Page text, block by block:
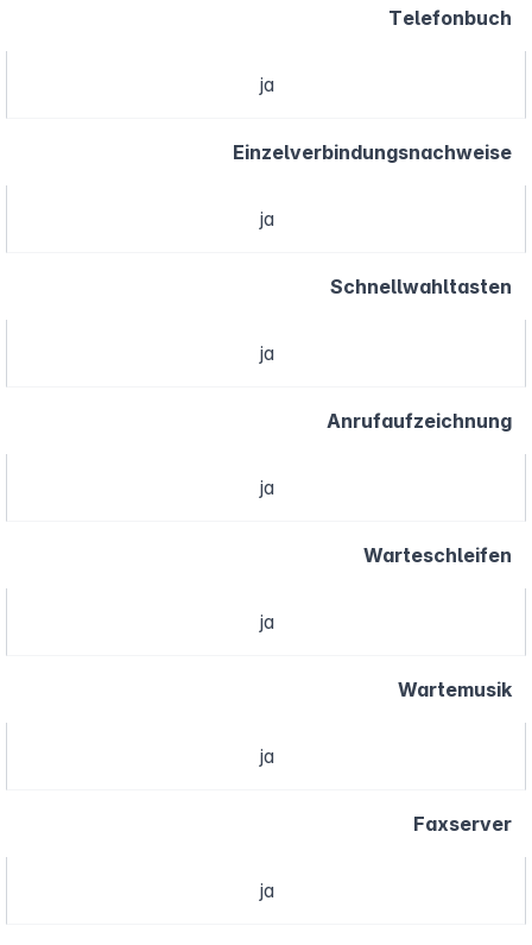
Telefonbuch
ja
Einzelverbindungsnachweise
ja
Schnellwahltasten
ja
Anrufaufzeichnung
ja
Warteschleifen
ja
Wartemusik
ja
Faxserver
ja